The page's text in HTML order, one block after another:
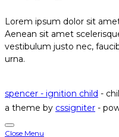
Lorem ipsum dolor sit
Aenean sit amet
vestibulum justo nec,
urna.
spencer - ignition child -
a theme by cssigniter -
Close Menu